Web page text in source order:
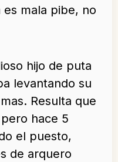
mala pibe, no
hijo de puta
levantando su
Resulta que
hace 5
el puesto,
de arquero